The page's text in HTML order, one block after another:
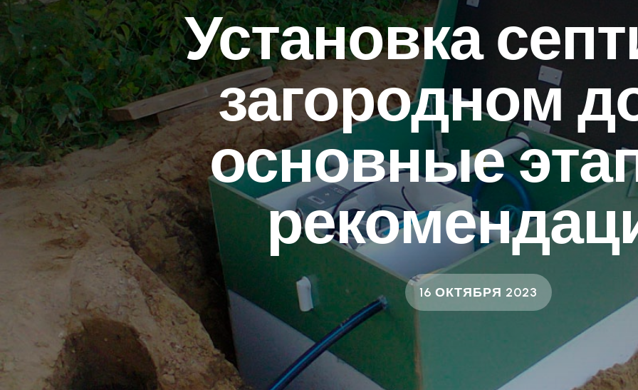
Установка
загородном
основные
16 ОКТЯБРЯ 2023